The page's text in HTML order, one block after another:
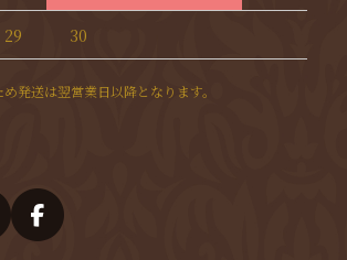
29 30
発送は翌営業日以降となります。